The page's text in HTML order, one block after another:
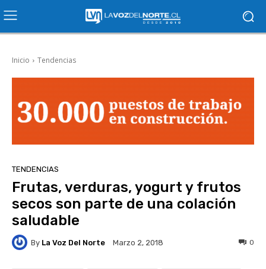
Inicio Tendencias
TENDENCIAS
Frutas, verduras, yogurt y frutos
secos son parte de una colación
saludable
By La Voz Del Norte Marzo 2, 2018 0